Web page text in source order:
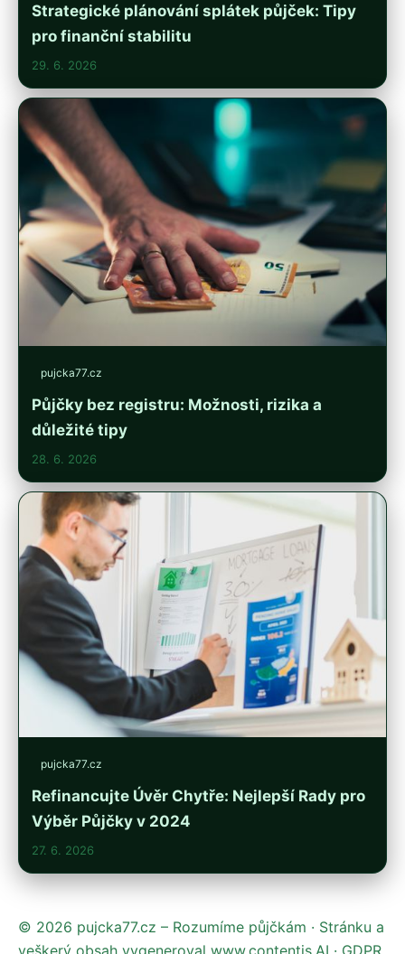
Strategické plánování splátek půjček: Tipy
pro finanční stabilitu
29. 6. 2026
pujcka77.cz
Půjčky bez registru: Možnosti, rizika a
důležité tipy
28. 6. 2026
pujcka77.cz
Refinancujte Úvěr Chytře: Nejlepší Rady pro
Výběr Půjčky v 2024
27. 6. 2026
© 2026 pujcka77.cz – Rozumíme půjčkám · Stránku a
veškerý obsah vygeneroval www.contentis.AI · GDPR